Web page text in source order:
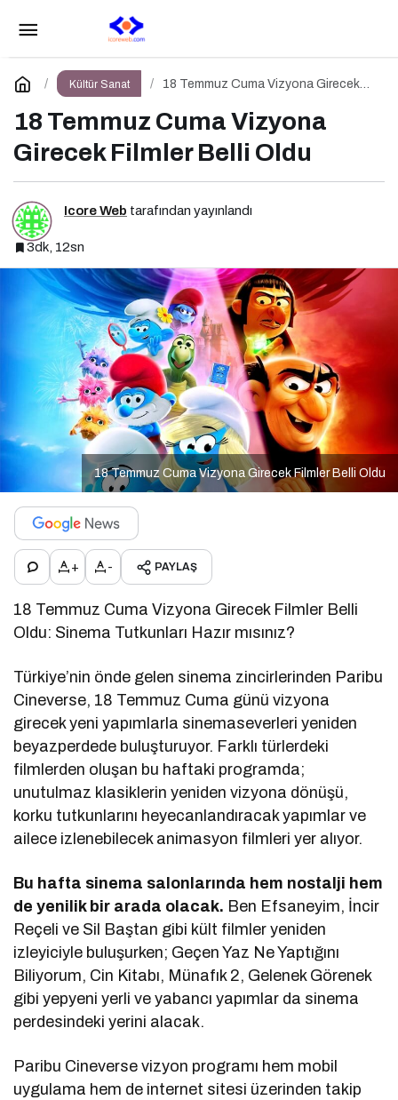
Kültür Sanat
18 Temmuz Cuma Vizyona Girecek
18 Temmuz Cuma Vizyona
Girecek Filmler Belli Oldu
Icore Web tarafından yayınlandı
3dk, 12sn
18 Temmuz Cuma Vizyona Girecek Filmler Belli Oldu
+ - PAYLAŞ
18 Temmuz Cuma Vizyona Girecek Filmler Belli
Oldu: Sinema Tutkunları Hazır mısınız?
Türkiye’nin önde gelen sinema zincirlerinden Paribu
Cineverse, 18 Temmuz Cuma günü vizyona
girecek yeni yapımlarla sinemaseverleri yeniden
beyazperdede buluşturuyor. Farklı türlerdeki
filmlerden oluşan bu haftaki programda;
unutulmaz klasiklerin yeniden vizyona dönüşü,
korku tutkunlarını heyecanlandıracak yapımlar ve
ailece izlenebilecek animasyon filmleri yer alıyor.
Bu hafta sinema salonlarında hem nostalji hem
de yenilik bir arada olacak. Ben Efsaneyim, İncir
Reçeli ve Sil Baştan gibi kült filmler yeniden
izleyiciyle buluşurken; Geçen Yaz Ne Yaptığını
Biliyorum, Cin Kitabı, Münafık 2, Gelenek Görenek
gibi yepyeni yerli ve yabancı yapımlar da sinema
perdesindeki yerini alacak.
Paribu Cineverse vizyon programı hem mobil
uygulama hem de internet sitesi üzerinden takip
Bu Hafta Vizyona Girecek Filmler Belli Oldu:
Sinema Keyfi Paribu Cineverse’te Başlıyor!
Yorum Yap